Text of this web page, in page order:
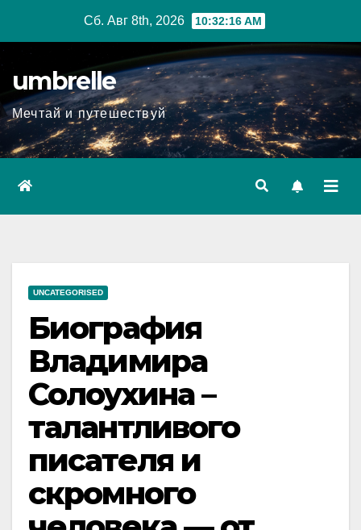
Сб. Авг 8th, 2026 10:32:17 AM
umbrelle
Мечтай и путешествуй
UNCATEGORISED
Биография
Владимира
Солоухина –
талантливого
писателя и
скромного